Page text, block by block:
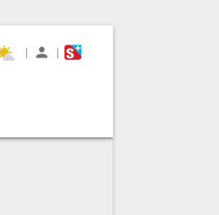
| |